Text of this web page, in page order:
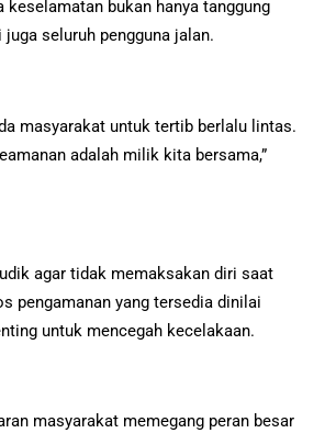
keselamatan bukan hanya tanggung
seluruh pengguna jalan.
masyarakat untuk tertib berlalu lintas.
adalah milik kita bersama,”
agar tidak memaksakan diri saat
pengamanan yang tersedia dinilai
untuk mencegah kecelakaan.
masyarakat memegang peran besar